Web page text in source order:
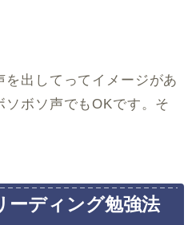
出してってイメージがあ
ソボソ声でもOKです。そ
ーディング勉強法